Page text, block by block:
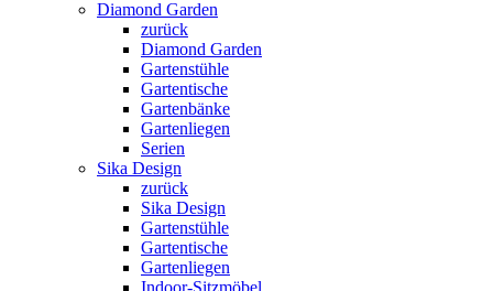
Diamond Garden
zurück
Diamond Garden
Gartenstühle
Gartentische
Gartenbänke
Gartenliegen
Serien
Sika Design
zurück
Sika Design
Gartenstühle
Gartentische
Gartenliegen
Indoor-Sitzmöbel